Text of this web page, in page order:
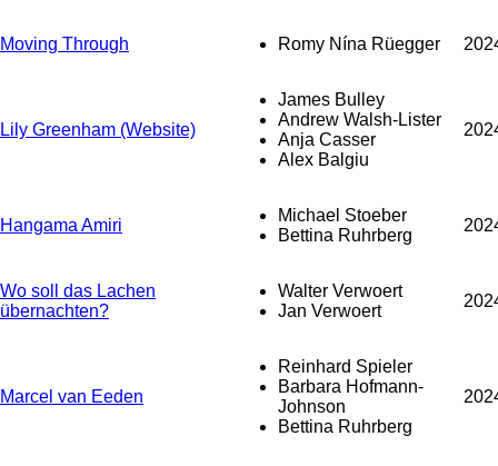
Moving Through Romy Nína Rüegger
Lily Greenham (Website)
James Bulley
Andrew Walsh-Lister
Anja Casser
Alex Balgiu
Hangama Amiri
Michael Stoeber
Bettina Ruhrberg
Wo soll das Lachen
übernachten?
Walter Verwoert
Jan Verwoert
Marcel van Eeden
Reinhard Spieler
Barbara Hofmann-
Johnson
Bettina Ruhrberg